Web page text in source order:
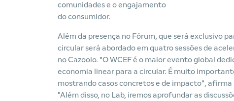
comunidades e o engajamento
do consumidor.
Além da presença no Fórum, que será exclusivo
circular será abordado em quatro sessões de
no Cazoolo. "O WCEF é o maior evento global
economia linear para a circular. É muito
mostrando casos concretos e de impacto",
"Além disso, no Lab, iremos aprofundar as